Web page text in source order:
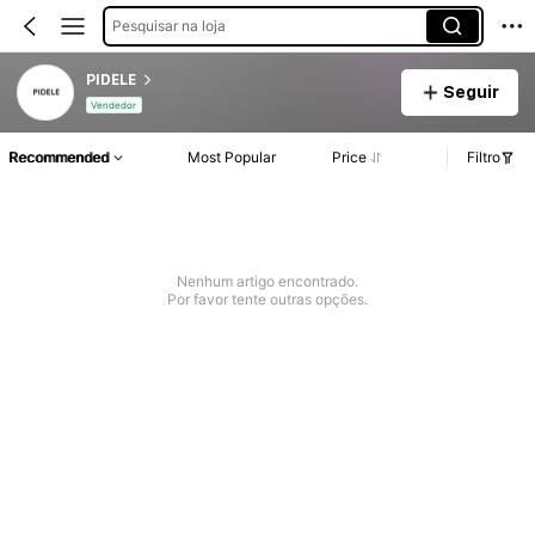
Pesquisar na loja
PIDELE
Vendedor
Seguir
Recommended Most Popular Price Filtro
Nenhum artigo encontrado.
Por favor tente outras opções.